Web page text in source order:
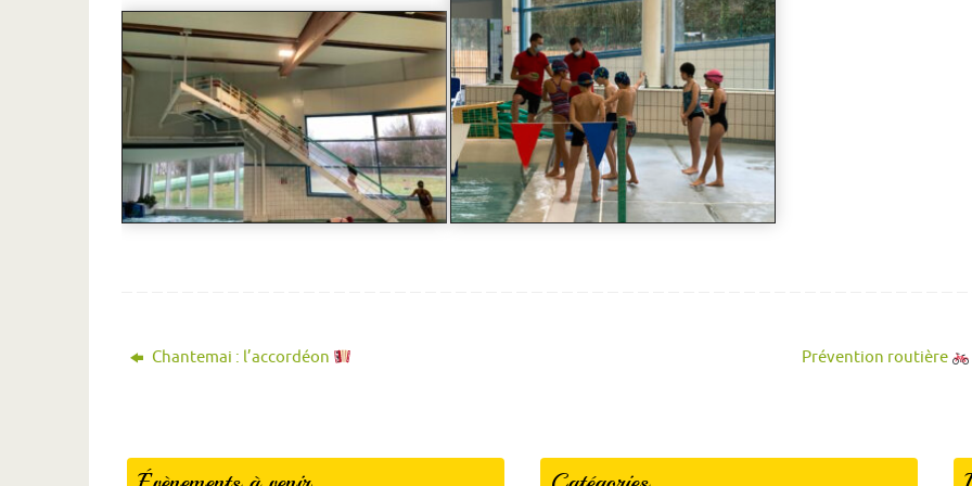
Chantemai : l’accordéon Prévention routière